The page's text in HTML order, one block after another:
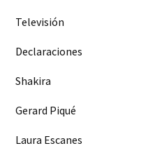
Televisión
Declaraciones
Shakira
Gerard Piqué
Laura Escanes